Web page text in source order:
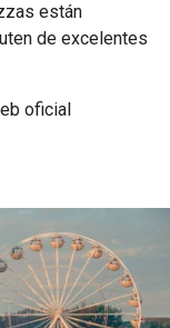
están
de excelentes
oficial